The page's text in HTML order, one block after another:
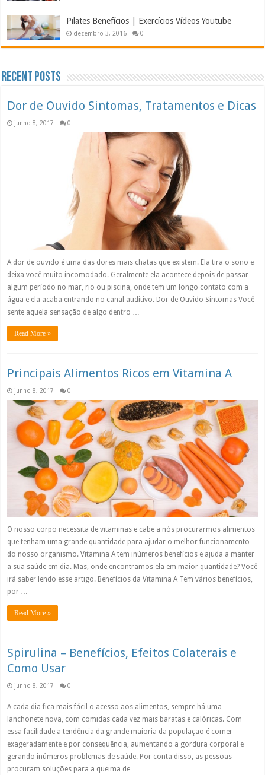
Pilates Benefícios | Exercícios Vídeos Youtube
dezembro 3, 2016 0
Recent Posts
Dor de Ouvido Sintomas, Tratamentos e Dicas
junho 8, 2017 0
A dor de ouvido é uma das dores mais chatas que existem. Ela tira o sono e
deixa você muito incomodado. Geralmente ela acontece depois de passar
algum período no mar, rio ou piscina, onde tem um longo contato com a
água e ela acaba entrando no canal auditivo. Dor de Ouvido Sintomas Você
sente aquela sensação de algo dentro …
Read More »
Principais Alimentos Ricos em Vitamina A
junho 8, 2017 0
O nosso corpo necessita de vitaminas e cabe a nós procurarmos alimentos
que tenham uma grande quantidade para ajudar o melhor funcionamento
do nosso organismo. Vitamina A tem inúmeros benefícios e ajuda a manter
a sua saúde em dia. Mas, onde encontramos ela em maior quantidade? Você
irá saber lendo esse artigo. Benefícios da Vitamina A Tem vários benefícios,
por …
Read More »
Spirulina – Benefícios, Efeitos Colaterais e
Como Usar
junho 8, 2017 0
A cada dia fica mais fácil o acesso aos alimentos, sempre há uma
lanchonete nova, com comidas cada vez mais baratas e calóricas. Com
essa facilidade a tendência da grande maioria da população é comer
exageradamente e por consequência, aumentando a gordura corporal e
gerando inúmeros problemas de saúde. Por conta disso, as pessoas
procuram soluções para a queima de …